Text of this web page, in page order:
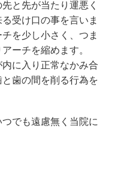
と先が当たり運悪く
受け口の事を言いま
を少し小さく、つま
ーチを縮めます。
に入り正常なかみ合
歯の間を削る行為を
でも遠慮無く当院に